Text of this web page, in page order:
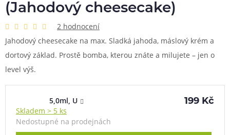
(Jahodový cheesecake)
2 hodnocení
Jahodový cheesecake na max. Sladká jahoda, máslový krém a
dortový základ. Prostě bomba, kterou znáte a milujete – jen o
level výš.
5,0ml, U
Skladem > 5 ks
Nedostupné na prodejnách
199 Kč